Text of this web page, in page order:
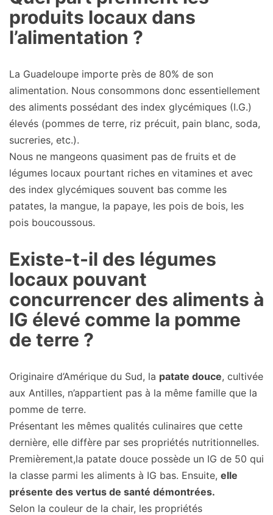
produits locaux dans
l’alimentation ?
La Guadeloupe importe près de 80% de son
alimentation. Nous consommons donc essentiellement
des aliments possédant des index glycémiques (I.G.)
élevés (pommes de terre, riz précuit, pain blanc, soda,
sucreries, etc.).
Nous ne mangeons quasiment pas de fruits et de
légumes locaux pourtant riches en vitamines et avec
des index glycémiques souvent bas comme les
patates, la mangue, la papaye, les pois de bois, les
pois boucoussous.
Existe-t-il des légumes
locaux pouvant
concurrencer des aliments à
IG élevé comme la pomme
de terre ?
Originaire d’Amérique du Sud, la patate douce, cultivée
aux Antilles, n’appartient pas à la même famille que la
pomme de terre.
Présentant les mêmes qualités culinaires que cette
dernière, elle diffère par ses propriétés nutritionnelles.
Premièrement,la patate douce possède un IG de 50 qui
la classe parmi les aliments à IG bas. Ensuite, elle
présente des vertus de santé démontrées.
Selon la couleur de la chair, les propriétés